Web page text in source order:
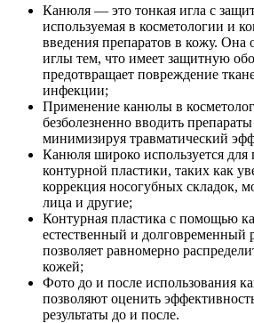
Канюля — это тонкая игла с
используемая в косметологии и
введения препаратов в кожу. Она
иглы тем, что имеет защитную
предотвращает повреждение
инфекции;
Применение канюлы в
безболезненно вводить
минимизируя травматический
Канюля широко используется для
контурной пластики, таких как
коррекция носогубных складок,
лица и другие;
Контурная пластика с помощью
естественный и долговременный
позволяет равномерно
кожей;
Фото до и после использования
позволяют оценить
результаты до и после.